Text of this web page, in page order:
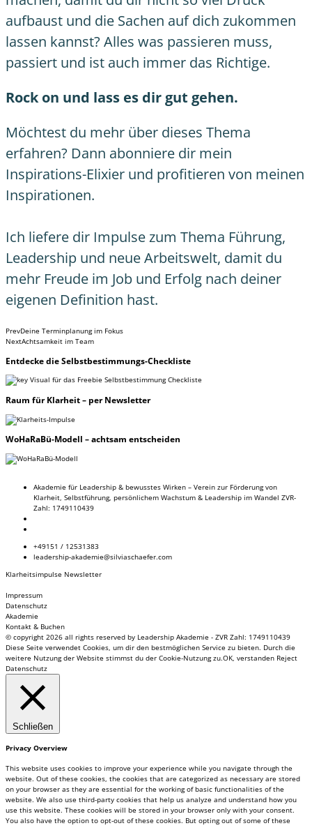
aufbaust und die Sachen auf dich zukommen
lassen kannst? Alles was passieren muss,
passiert und ist auch immer das Richtige.
Rock on und lass es dir gut gehen.
Möchtest du mehr über dieses Thema
erfahren? Dann abonniere dir mein
Inspirations-Elixier und profitieren von meinen
Inspirationen.
Ich liefere dir Impulse zum Thema Führung,
Leadership und neue Arbeitswelt, damit du
mehr Freude im Job und Erfolg nach deiner
eigenen Definition hast.
PrevDeine Terminplanung im Fokus
NextAchtsamkeit im Team
Entdeckedie Selbstbestimmungs-Checkliste
Raum für Klarheit – per Newsletter
WoHaRaBü-Modell – achtsam entscheiden
Akademie für Leadership & bewusstes Wirken – Verein zur Förderung von
Klarheit, Selbstführung, persönlichem Wachstum & Leadership im Wandel ZVR-
Zahl: 1749110439
+49151 / 12531383
leadership-akademie@silviaschaefer.com
Klarheitsimpulse Newsletter
Impressum
Datenschutz
Akademie
Kontakt & Buchen
© copyright 2026 all rights reserved by Leadership Akademie - ZVR Zahl: 1749110439
Diese Seite verwendet Cookies, um dir den bestmöglichen Service zu bieten. Durch die
weitere Nutzung der Website stimmst du der Cookie-Nutzung zu.OK, verstanden Reject
Datenschutz
Schließen
Privacy Overview
This website uses cookies to improve your experience while you navigate through the
website. Out of these cookies, the cookies that are categorized as necessary are stored
on your browser as they are essential for the working of basic functionalities of the
website. We also use third-party cookies that help us analyze and understand how you
use this website. These cookies will be stored in your browser only with your consent.
You also have the option to opt-out of these cookies. But opting out of some of these